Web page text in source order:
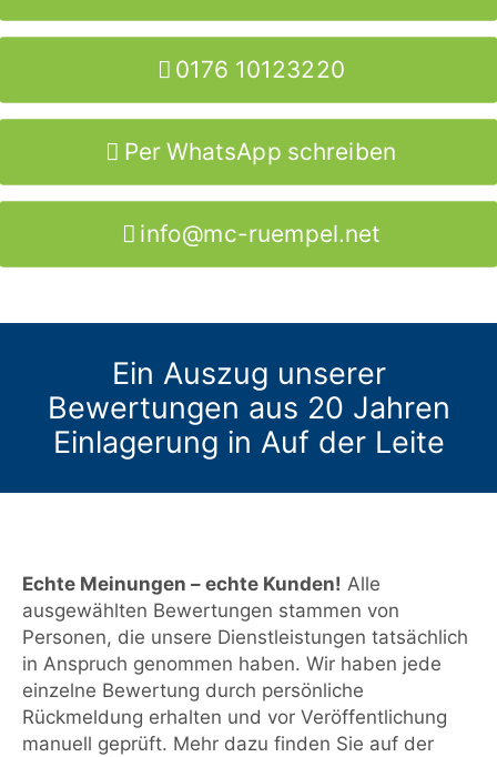
0176 10123220
Per WhatsApp schreiben
info@mc-ruempel.net
Ein Auszug unserer
Bewertungen aus 20 Jahren
Einlagerung in Auf der Leite
Echte Meinungen – echte Kunden! Alle
ausgewählten Bewertungen stammen von
Personen, die unsere Dienstleistungen tatsächlich
in Anspruch genommen haben. Wir haben jede
einzelne Bewertung durch persönliche
Rückmeldung erhalten und vor Veröffentlichung
manuell geprüft. Mehr dazu finden Sie auf der